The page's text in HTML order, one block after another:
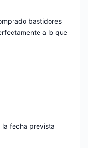
bastidores
a lo que
la fecha prevista